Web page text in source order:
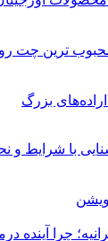
ترین چت
بزرگ
با شرایط و